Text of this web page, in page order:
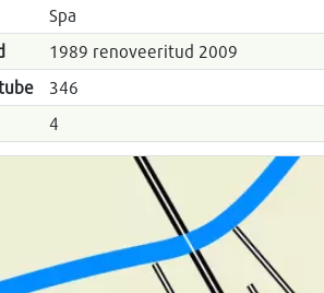
Spa
1989 renoveeritud 2009
346
4